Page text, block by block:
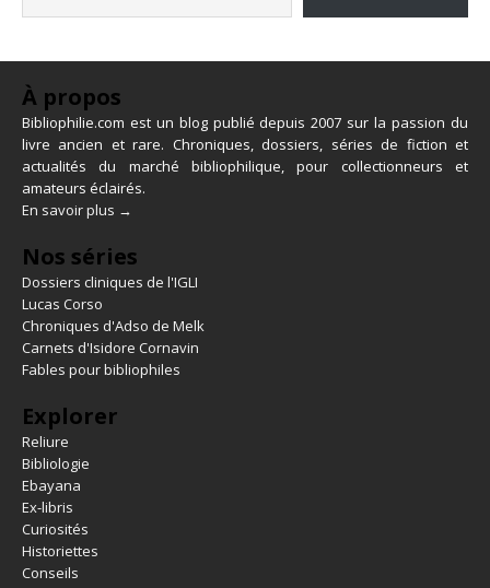
À propos
Bibliophilie.com est un blog publié depuis 2007 sur la passion du
livre ancien et rare. Chroniques, dossiers, séries de fiction et
actualités du marché bibliophilique, pour collectionneurs et
amateurs éclairés.
En savoir plus →
Nos séries
Dossiers cliniques de l'IGLI
Lucas Corso
Chroniques d'Adso de Melk
Carnets d'Isidore Cornavin
Fables pour bibliophiles
Explorer
Reliure
Bibliologie
Ebayana
Ex-libris
Curiosités
Historiettes
Conseils